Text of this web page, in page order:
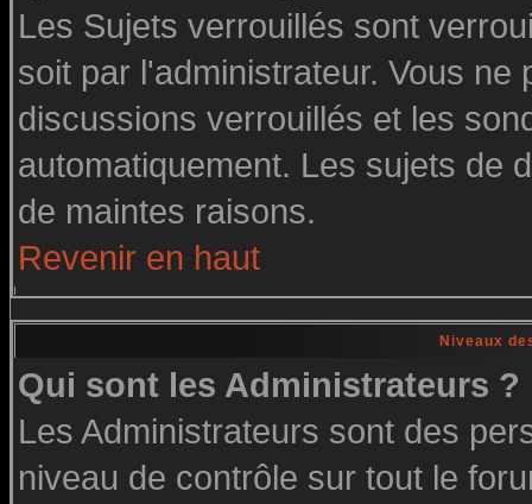
Les Sujets verrouillés sont
soit par l'administrateur. Vous
discussions verrouillés et les
automatiquement. Les sujets de
de maintes raisons.
Revenir en haut
Niveaux
Qui sont les Administrateurs ?
Les Administrateurs sont des
niveau de contrôle sur tout le